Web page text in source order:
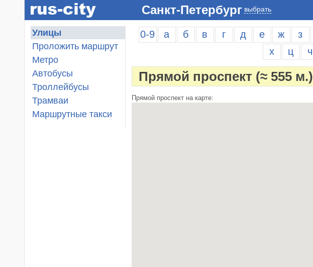
Санкт-Петербург выбрать
Улицы
Проложить маршрут
Метро
Автобусы
Троллейбусы
Трамваи
Маршрутные такси
0-9 а б в г д е ж з
х
ц ч
Прямой проспект (≈ 555 м.)
Прямой проспект на карте: